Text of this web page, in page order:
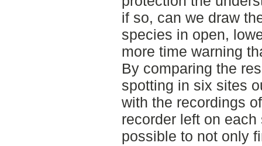
if so, can we draw
species in open,
more time warning
By comparing the
spotting in six sites
with the recordings
recorder left on
possible to not only